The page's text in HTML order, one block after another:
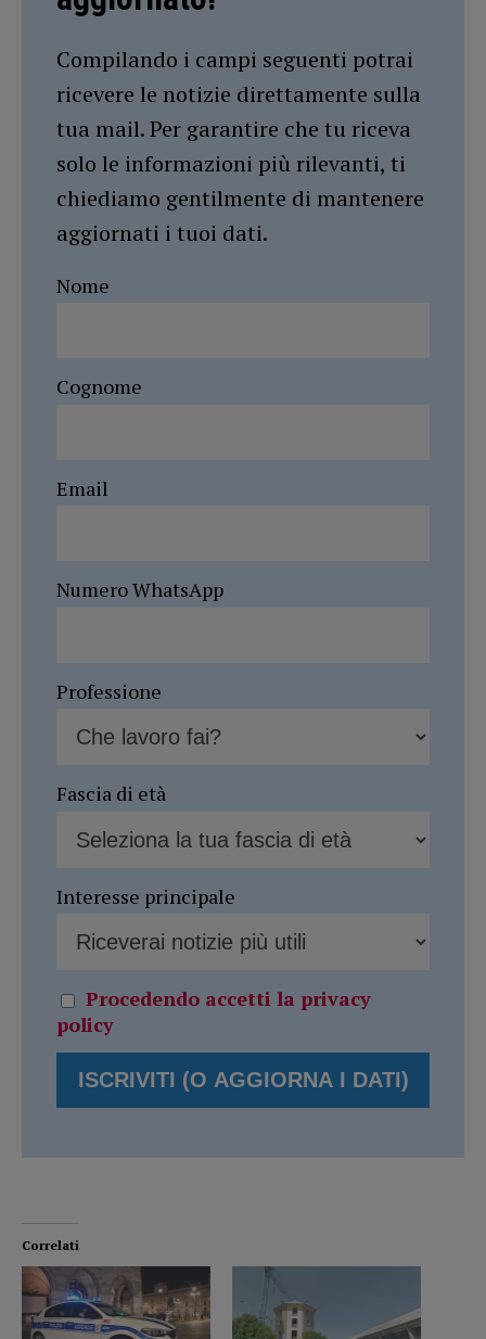
Compilando i campi seguenti potrai
ricevere le notizie direttamente sulla
tua mail. Per garantire che tu riceva
solo le informazioni più rilevanti, ti
chiediamo gentilmente di mantenere
aggiornati i tuoi dati.
Nome
Cognome
Email
Numero WhatsApp
Professione
Fascia di età
Interesse principale
Procedendo accetti la privacy
policy
Correlati